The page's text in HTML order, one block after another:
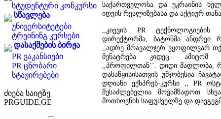
სტუდენტური კონკურსი
სწავლება
უნივერსიტეტები
ტრეინინგ კურსები
დასაქმების ბირჟა
PR ვაკანსიები
PR ცნობარი
სტაჟირებები
ძიება საიტზე
PRGUIDE.GE
საქართველოსა და უკრაინის
იდეის რეალიზებასა და აქტიურ
,,კიევის PR
დირექტორმა, ბატონმა ანდრეი
,,ადრე მრავალჯერ ვყოფილვარ
მენატრება კიდეც. ამიტომ
,,პროფილთან’’. დიდი მადლობა,
დასაწყისისათვის უმჯობესია
დღიანი ექსპრეს-კურსი ,, PR
შესაძლებელია მოვამზადოთ
მოთხოვნის საფუძველზე და